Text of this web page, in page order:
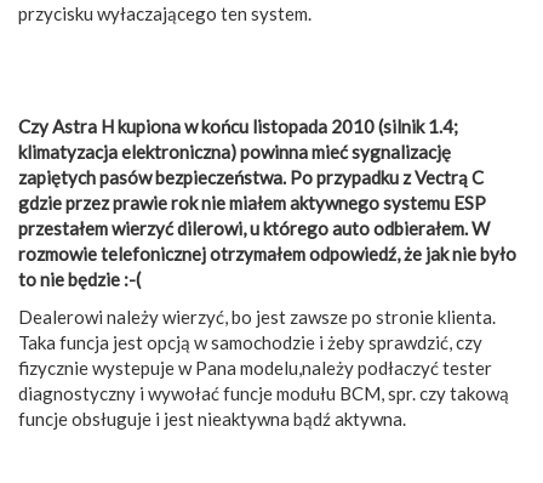
przycisku wyłaczającego ten system.
Czy Astra H kupiona w końcu listopada 2010 (silnik 1.4;
klimatyzacja elektroniczna) powinna mieć sygnalizację
zapiętych pasów bezpieczeństwa. Po przypadku z Vectrą C
gdzie przez prawie rok nie miałem aktywnego systemu ESP
przestałem wierzyć dilerowi, u którego auto odbierałem. W
rozmowie telefonicznej otrzymałem odpowiedź, że jak nie było
to nie będzie :-(
Dealerowi należy wierzyć, bo jest zawsze po stronie klienta.
Taka funcja jest opcją w samochodzie i żeby sprawdzić, czy
fizycznie wystepuje w Pana modelu,należy podłaczyć tester
diagnostyczny i wywołać funcje modułu BCM, spr. czy takową
funcje obsługuje i jest nieaktywna bądź aktywna.